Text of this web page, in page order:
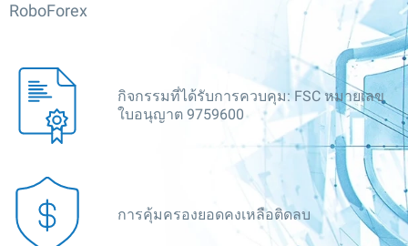
RoboForex
กิจกรรมที่ได้รับการควบคุม: FSC หมายเลข
ใบอนุญาต 9759600
การคุ้มครองยอดคงเหลือติดลบ